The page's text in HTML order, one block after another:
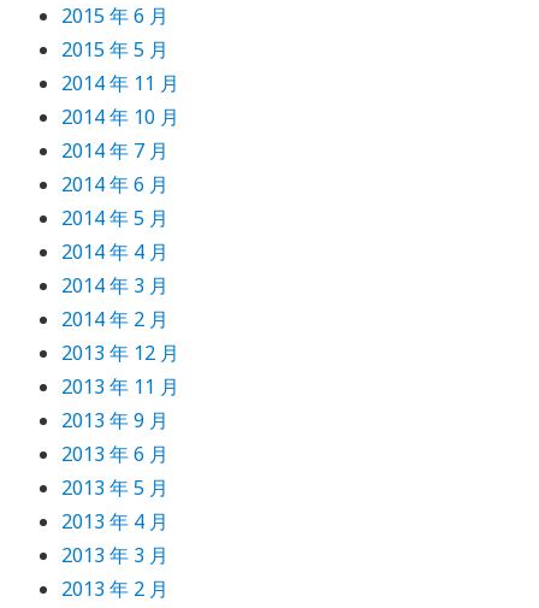
2015 年 6 月
2015 年 5 月
2014 年 11 月
2014 年 10 月
2014 年 7 月
2014 年 6 月
2014 年 5 月
2014 年 4 月
2014 年 3 月
2014 年 2 月
2013 年 12 月
2013 年 11 月
2013 年 9 月
2013 年 6 月
2013 年 5 月
2013 年 4 月
2013 年 3 月
2013 年 2 月